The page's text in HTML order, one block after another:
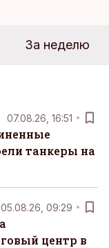
За неделю
07.08.26, 16:51
танкеры на
05.08.26, 09:29
центр в